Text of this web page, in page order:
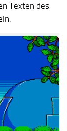
Texten des